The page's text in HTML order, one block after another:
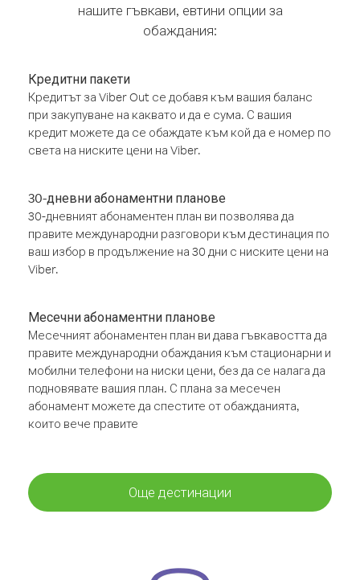
нашите гъвкави, евтини опции за
обаждания:
Кредитни пакети
Кредитът за Viber Out се добавя към вашия баланс
при закупуване на каквато и да е сума. С вашия
кредит можете да се обаждате към кой да е номер по
света на ниските цени на Viber.
30-дневни абонаментни планове
30-дневният абонаментен план ви позволява да
правите международни разговори към дестинация по
ваш избор в продължение на 30 дни с ниските цени на
Viber.
Месечни абонаментни планове
Месечният абонаментен план ви дава гъвкавостта да
правите международни обаждания към стационарни и
мобилни телефони на ниски цени, без да се налага да
подновявате вашия план. С плана за месечен
абонамент можете да спестите от обажданията,
които вече правите
Още дестинации